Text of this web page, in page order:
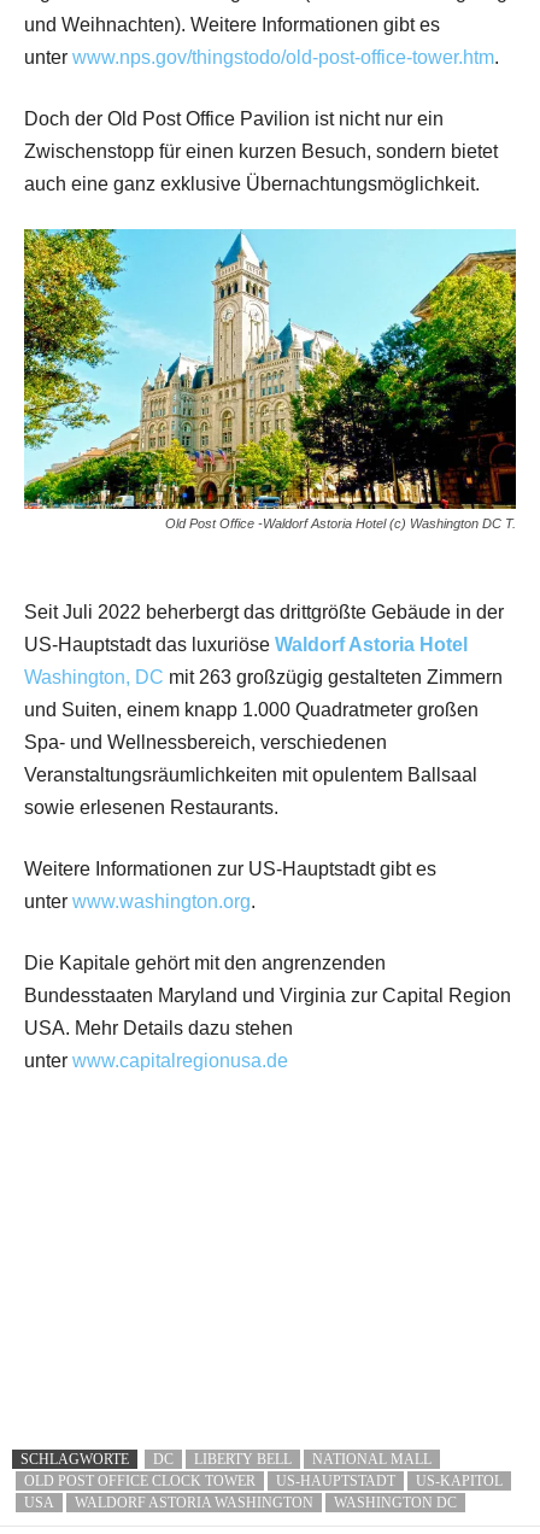
und Weihnachten). Weitere Informationen gibt es
unter www.nps.gov/thingstodo/old-post-office-tower.htm.
Doch der Old Post Office Pavilion ist nicht nur ein
Zwischenstopp für einen kurzen Besuch, sondern bietet
auch eine ganz exklusive Übernachtungsmöglichkeit.
Old Post Office -Waldorf Astoria Hotel (c) Washington DC T.
Seit Juli 2022 beherbergt das drittgrößte Gebäude in der
US-Hauptstadt das luxuriöse Waldorf Astoria Hotel
Washington, DC mit 263 großzügig gestalteten Zimmern
und Suiten, einem knapp 1.000 Quadratmeter großen
Spa- und Wellnessbereich, verschiedenen
Veranstaltungsräumlichkeiten mit opulentem Ballsaal
sowie erlesenen Restaurants.
Weitere Informationen zur US-Hauptstadt gibt es
unter www.washington.org.
Die Kapitale gehört mit den angrenzenden
Bundesstaaten Maryland und Virginia zur Capital Region
USA. Mehr Details dazu stehen
unter www.capitalregionusa.de
SCHLAGWORTE DC LIBERTY BELL
NATIONAL MALL
OLD POST OFFICE CLOCK TOWER
US-HAUPTSTADT
US-KAPITOL
USA
WALDORF ASTORIA WASHINGTON WASHINGTON DC